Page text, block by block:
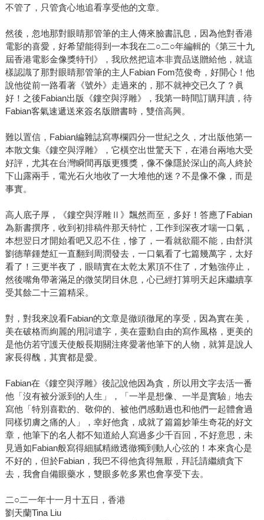
不管了，只管貪心地追看享受他的文章。
然後，忽地那對眼睛那管筆的主人傳來臉書訊息，因為他對香港
電影的喜愛，好希望能得到一本我在二○二○年編輯的《第三十九
屆香港電影金像獎特刊》，我欣然把這本非賣品送贈給他，就這
樣認識了那對眼睛那管筆的主人Fabian Fom范俊奇，好開心！他
說他從前一路看著《號外》走過來的，那不就神交已久了？眞
好！之後Fabian出版《鏤空與浮雕》，我第一時間訂購拜讀，待
Fabian客氣速遞送來簽名版贈書時，雙倍高興。
難以置信，Fabian編雜誌寫專欄四分一世紀之久，才出版他第一
本散文集《鏤空與浮雕》，它橫空出世驚天下，在港台兩地大受
好評，尤其在台灣瞬間再版更獲獎，像不像隱於深山的高人終於
下山露兩手，電光石火地收了一大堆他的迷？不是像不像，而是
事實。
高人底子厚，《鏤空與浮雕Ⅱ》飄然而至，多好！答應了Fabian
為新書撰序，收到初排稿件那天特忙，工作到深夜才喘一口氣，
本想翌日才開始看吧又忍不住，慘了，一看就欲罷不能，由舒淇
劉德華鍾楚紅一直翻到周潤發去，一口氣看了七篇幾萬字，太好
看了！三更半夜了，眼睛實在太乾太累頂不住了，才勉強停止，
然後嘴角帶著滿足的微笑閉目休息，心已經打算明天起床繼續享
受其餘二十三篇精采。
對，對我來說看Fabian的文章是徹頭徹尾的享受，因為實在美，
美在破格而絢麗的用詞遣字，美在靈動自由的寫作風格，更美的
是他仿若守護天使般長期關注疼愛著他筆下的人物，就算是說人
家長得醜，其實都是愛。
Fabian在《鏤空與浮雕》後記說他因為貪，所以用文字去活一番
他「沒有被分派到的人生」，「一半是想像、一半是實驗」地去
寫他「特別喜歡的、敬仰的、被他們感動過也和他們一起體會過
同樣切膚之痛的人」，幸好他貪，成就了篇篇妙筆生奇花的好文
章，他筆下的名人都不知道給人寫過多少千百回，不好意思，未
見過如Fabian般寫得細膩精緻透徹獨到動人心弦的！本來貪心是
不好的，但於Fabian，我巴不得他貪得無厭，拜託請繼續貪下
去，我會自備眼藥水，雙眼多乾多累也會享受下去。
二○二一年十一月十五日，香港
劉天蘭Tina Liu